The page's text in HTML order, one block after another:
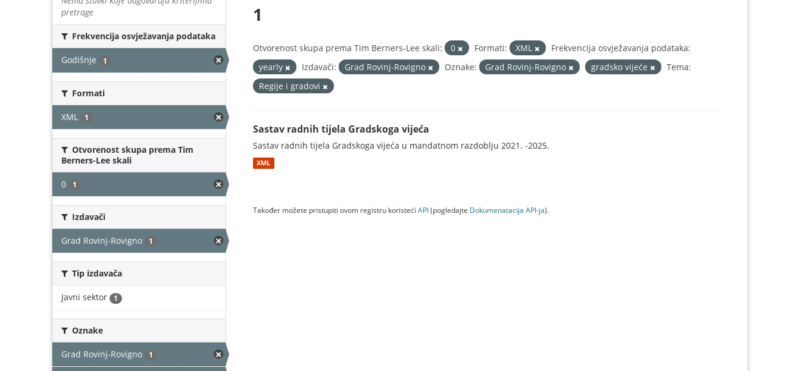
pretrage
Frekvencija osvježavanja podataka
Godišnje 1
Formati
XML 1
Otvorenost skupa prema Tim
Berners-Lee skali
0 1
Izdavači
Grad Rovinj-Rovigno 1
Tip izdavača
Javni sektor 1
Oznake
Grad Rovinj-Rovigno 1
1
Otvorenost skupa prema Tim Berners-Lee skali: 0 Formati: XML
Frekvencija osvježavanja podataka:
yearly
Izdavači: Grad Rovinj-Rovigno Oznake: Grad Rovinj-Rovigno gradsko vijeće
Tema:
Regije i gradovi
Sastav radnih tijela Gradskoga vijeća
Sastav radnih tijela Gradskoga vijeća u mandatnom razdoblju 2021. -2025.
XML
Također možete pristupiti ovom registru koristeći API(pogledajte Dokumenаtаcijа API-jа).